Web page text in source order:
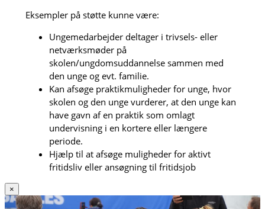
Eksempler på støtte kunne være:
Ungemedarbejder deltager i trivsels- eller
netværksmøder på
skolen/ungdomsuddannelse sammen med
den unge og evt. familie.
Kan afsøge praktikmuligheder for unge, hvor
skolen og den unge vurderer, at den unge kan
have gavn af en praktik som omlagt
undervisning i en kortere eller længere
periode.
Hjælp til at afsøge muligheder for aktivt
fritidsliv eller ansøgning til fritidsjob
×